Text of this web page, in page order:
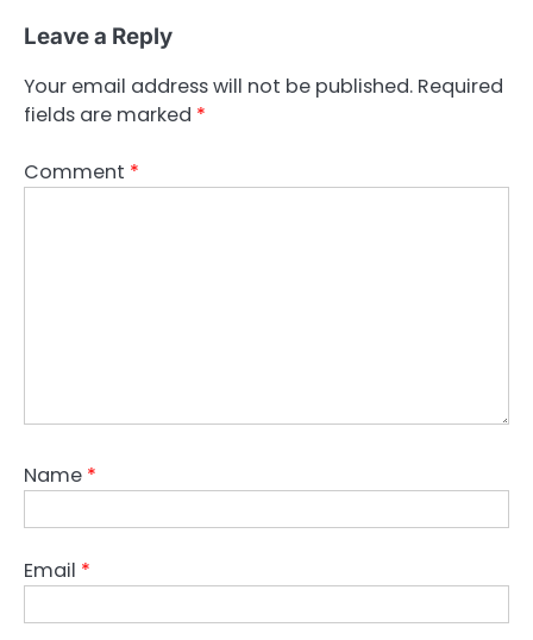
Leave a Reply
Your email address will not be published. Required
fields are marked *
Comment *
Name *
Email *